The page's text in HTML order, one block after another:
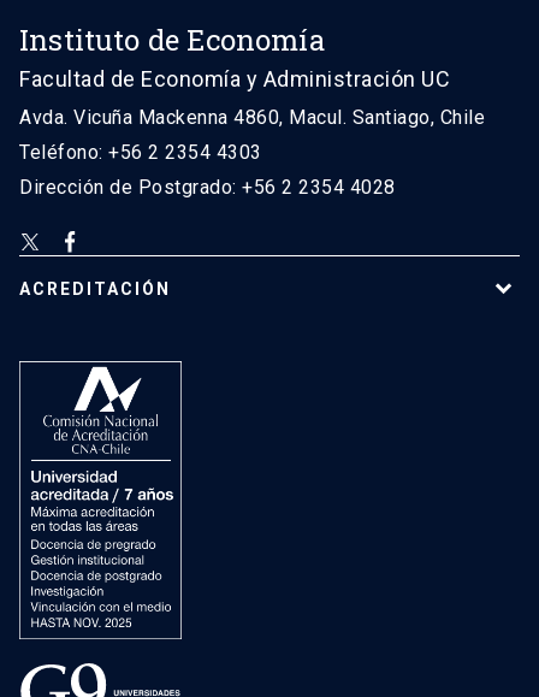
Instituto de Economía
Facultad de Economía y Administración UC
Avda. Vicuña Mackenna 4860, Macul. Santiago, Chile
Teléfono: +56 2 2354 4303
Dirección de Postgrado: +56 2 2354 4028
ACREDITACIÓN